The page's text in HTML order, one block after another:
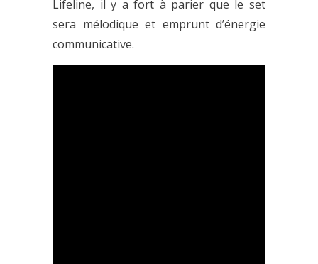
Lifeline, il y a fort à parier que le set
sera mélodique et emprunt d’énergie
communicative.